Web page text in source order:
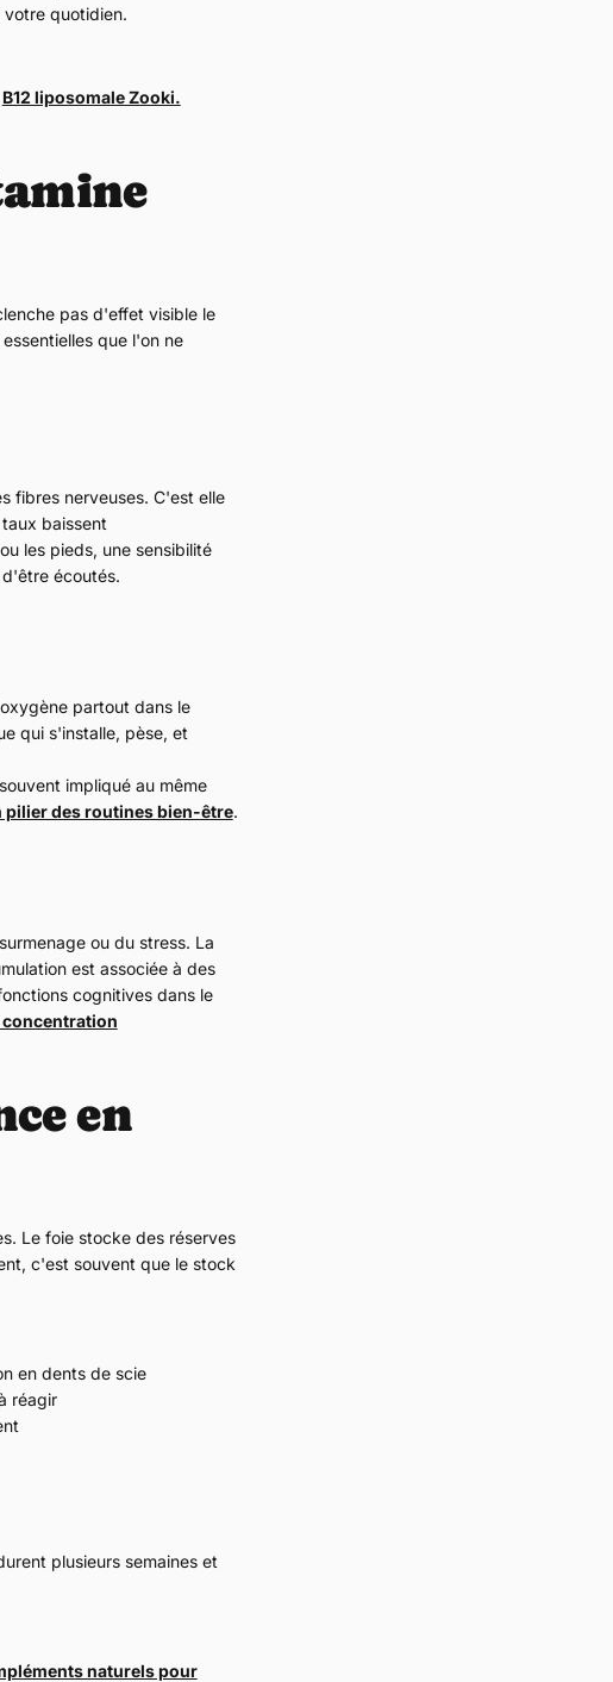
quotidien.
B12 liposomale Zooki.
pas d'effet visible le
que l'on ne
fibres nerveuses. C'est elle
baissent
les pieds, une sensibilité
écoutés.
partout dans le
qui s'installe, pèse, et
impliqué au même
pilier des routines bien-être.
ou du stress. La
est associée à des
cognitives dans le
concentration
en
Le foie stocke des réserves
c'est souvent que le stock
en dents de scie
réagir
plusieurs semaines et
naturels pour